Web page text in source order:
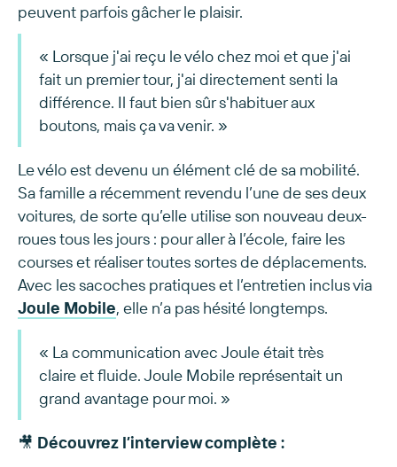
peuvent parfois gâcher le plaisir.
« Lorsque j'ai reçu le vélo chez moi et que j'ai
fait un premier tour, j'ai directement senti la
différence. Il faut bien sûr s'habituer aux
boutons, mais ça va venir. »
Le vélo est devenu un élément clé de sa mobilité.
Sa famille a récemment revendu l’une de ses deux
voitures, de sorte qu’elle utilise son nouveau deux-
roues tous les jours : pour aller à l’école, faire les
courses et réaliser toutes sortes de déplacements.
Avec les sacoches pratiques et l’entretien inclus via
Joule Mobile, elle n’a pas hésité longtemps.
« La communication avec Joule était très
claire et fluide. Joule Mobile représentait un
grand avantage pour moi. »
🎥 Découvrez l’interview complète :